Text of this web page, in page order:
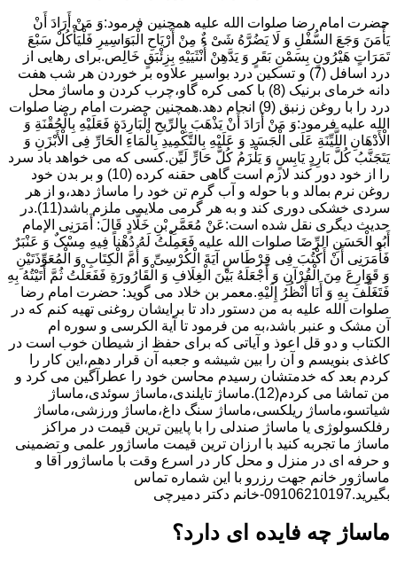
حضرت امام رضا صلوات الله علیه همچنین فرمود:وَ مَنْ أَرَادَ أَنْ
یَأْمَنَ وَجَعَ السُّفْلِ وَ لَا یَضُرَّهُ شَیْ ءٌ مِنْ أَرْیَاحِ الْبَوَاسِیرِ فَلْیَأْکُلْ سَبْعَ
تَمَرَاتٍ هَیْرُونٍ بِسَمْنِ بَقَرٍ وَ یَدَّهِنْ أُنْثَیَیْهِ بِزِئْبَقٍ خَالِص.برای رهایی از
درد اسافل (7) و تسکین درد بواسیر علاوه بر خوردن هر شب هفت
دانه خرمای برنیک (8) با کمی کره گاو،چرب کردن و ماساژ محل
درد را با روغن زنبق (9) انجام دهد.همچنین حضرت امام رضا صلوات
الله علیه فرمود:وَ مَنْ أَرَادَ أَنْ یَذْهَبَ بِالرِّیحِ الْبَارِدَةِ فَعَلَیْهِ بِالْحُقْنَةِ وَ
الْأَدْهَانِ اللَّیِّنَةِ عَلَى الْجَسَدِ وَ عَلَیْهِ بِالتَّکْمِیدِ بِالْمَاءِ الْحَارِّ فِی الْأَبْزَنِ وَ
یَتَجَنَّبُ کُلَّ بَارِدٍ یَابِسٍ وَ یَلْزَمُ کُلَّ حَارٍّ لَیِّن.کسی که می خواهد باد سرد
را از خود دور کند لازم است گاهی حقنه کرده (10) و بر بدن خود
روغن نرم بمالد و با حوله و آب گرم تن خود را ماساژ دهد،و از هر
سردی خشکی دوری کند و به هر گرمی ملایمی ملزم باشد(11).در
حدیث دیگری نقل شده است:عَنْ مُعَمَّرِ بْنِ خَلَّادٍ قَالَ: أَمَرَنِی الإمام
أَبُو الْحَسَنِ الرِّضَا صلوات الله علیه فَعَمِلْتُ لَهُ دُهْناً فِیهِ مِسْکٌ وَ عَنْبَرٌ
فَأَمَرَنِی أَنْ أَکْتُبَ فِی قِرْطَاسٍ آیَةَ الْکُرْسِیِّ وَ أُمَّ الْکِتَابِ وَ الْمُعَوِّذَتَیْنِ
وَ قَوَارِعَ مِنَ الْقُرْآنِ وَ أَجْعَلَهُ بَیْنَ الْغِلَافِ وَ الْقَارُورَةِ فَفَعَلْتُ ثُمَّ أَتَیْتُهُ بِهِ
فَتَغَلَّفَ بِهِ وَ أَنَا أَنْظُرُ إِلَیْهِ.معمر بن خلاد می گوید: حضرت امام رضا
صلوات الله علیه به من دستور داد تا برایشان روغنى تهیه کنم که در
آن مشک و عنبر باشد،به من فرمود تا آیة الکرسى و سوره ام
الکتاب و دو قل اعوذ و آیاتى که براى حفظ از شیطان خوب است در
کاغذى بنویسم و آن را بین شیشه و جعبه آن قرار دهم،این کار را
کردم بعد که خدمتشان رسیدم محاسن خود را عطرآگین می کرد و
من تماشا می کردم(12).ماساژ تایلندی،ماساژ سوئدی،ماساژ
شیاتسو،ماساژ ریلکسی،ماساژ سنگ داغ،ماساژ ورزشی،ماساژ
رفلکسولوژی یا ماساژ صندلی را با پایین ترین قیمت در مراکز
ماساژ ما تجربه کنید با ارزان ترین قیمت ماساژور علمی و تضمینی
و حرفه ای در منزل و محل کار در اسرع وقت با ماساژور آقا و
ماساژور خانم جهت رزرو با این شماره تماس
بگیرید.09106210197-خانم دکتر دمیرچی
ماساژ چه فایده ای دارد؟